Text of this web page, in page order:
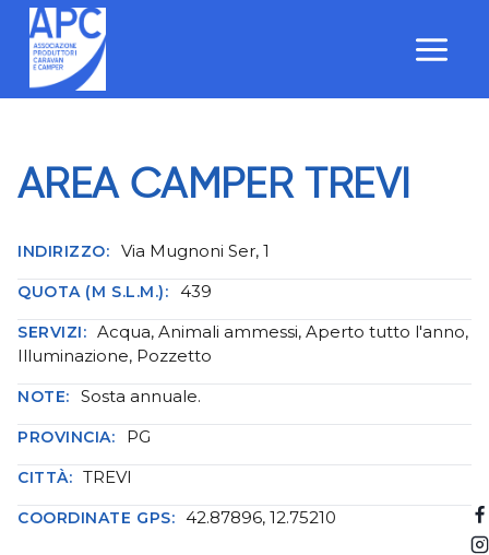
Salta
contenuto
AREA CAMPER TREVI
INDIRIZZO: Via Mugnoni Ser, 1
QUOTA (M S.L.M.): 439
SERVIZI: Acqua, Animali ammessi, Aperto tutto l'anno,
Illuminazione, Pozzetto
NOTE: Sosta annuale.
PROVINCIA: PG
CITTÀ: TREVI
COORDINATE GPS: 42.87896, 12.75210